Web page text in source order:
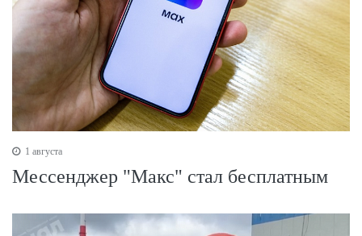
1 августа
Мессенджер "Макс" стал бесплатным